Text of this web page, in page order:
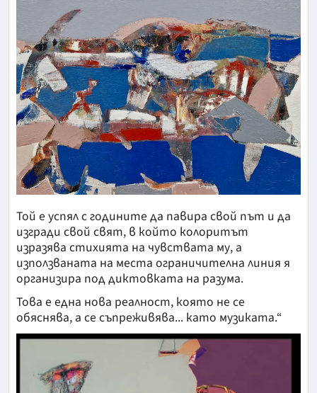
Той е успял с годините да павира свой път и да
изгради свой свят, в който колоритът
изразява стихията на чувствата му, а
използваната на места ограничителна линия я
организира под диктовката на разума.
Това е една нова реалност, която не се
обяснява, а се съпреживява... като музиката.“